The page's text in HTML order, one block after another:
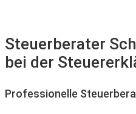
Steuerberater
bei der
Professionelle